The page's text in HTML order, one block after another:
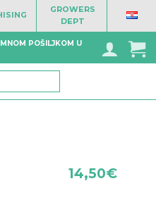
GROWERS
DEPT
POŠILJKOM U
14,50€